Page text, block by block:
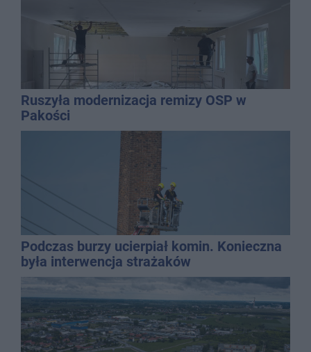
Ruszyła modernizacja remizy OSP w
Pakości
Podczas burzy ucierpiał komin. Konieczna
była interwencja strażaków